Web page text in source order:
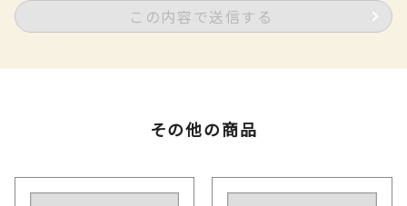
この内容で送信する
その他の商品